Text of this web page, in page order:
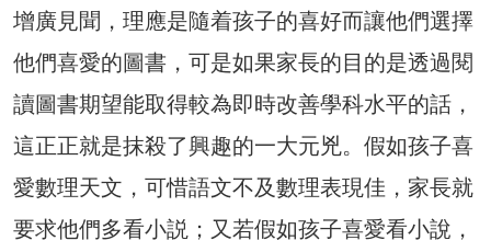
增廣見聞，理應是隨着孩子的喜好而讓他們選擇
他們喜愛的圖書，可是如果家長的目的是透過閱
讀圖書期望能取得較為即時改善學科水平的話，
這正正就是抹殺了興趣的一大元兇。假如孩子喜
愛數理天文，可惜語文不及數理表現佳，家長就
要求他們多看小説；又若假如孩子喜愛看小說，